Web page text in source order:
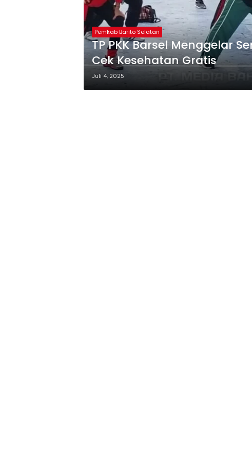
Pemkab Barito Selatan
TP PKK Barsel Menggelar
Cek Kesehatan Gratis
Juli 4, 2025